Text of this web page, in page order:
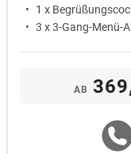
1 x
3 x 3-Gang-Menü-
AB